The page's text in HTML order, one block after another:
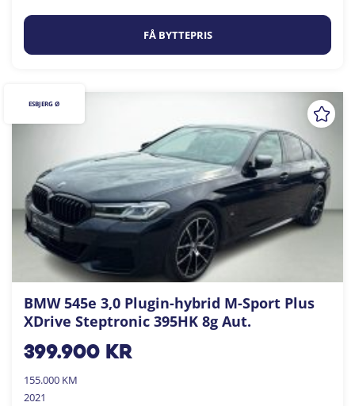
FÅ BYTTEPRIS
BMW 545e 3,0 Plugin-hybrid M-Sport Plus
XDrive Steptronic 395HK 8g Aut.
399.900kr
155.000 KM
2021
ESBJERG Ø